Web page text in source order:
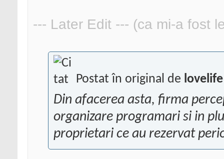
--- Later Edit --- (ca mi-a fost
Postat în original de lovelife
Din afacerea asta, firma
organizare programari si in
proprietari ce au rezervat